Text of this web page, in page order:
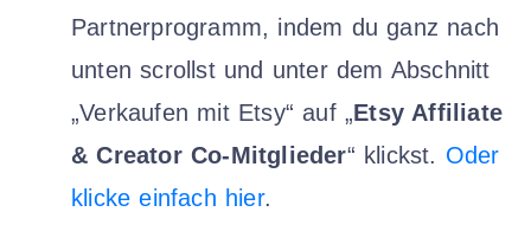
Partnerprogramm, indem du ganz nach
unten scrollst und unter dem Abschnitt
„Verkaufen mit Etsy“ auf „Etsy Affiliate
& Creator Co-Mitglieder“ klickst. Oder
klicke einfach hier.